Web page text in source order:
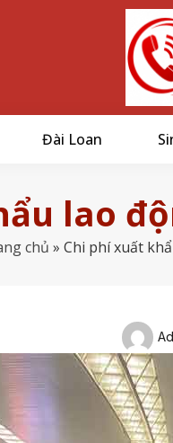
Đài Loan
lao
chủ » Chi phí xuất